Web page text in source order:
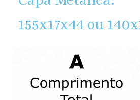
155x17x44 ou